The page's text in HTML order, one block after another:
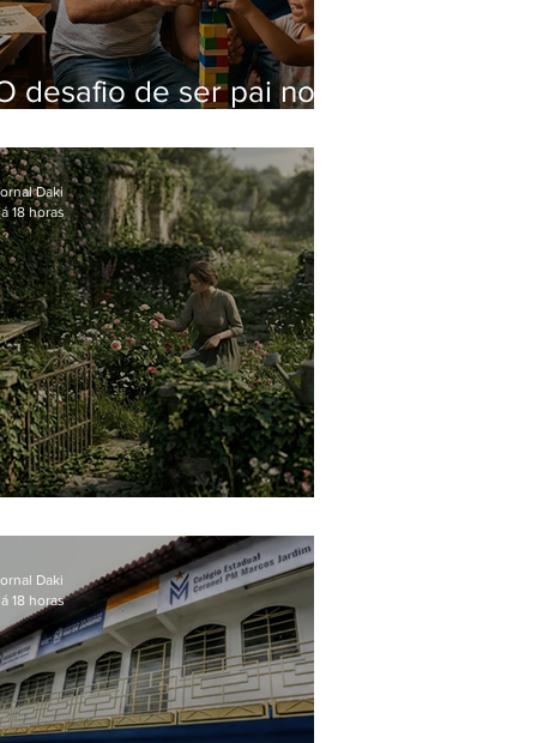
desafio de ser pai no
Daki
18 horas
Daki
18 horas